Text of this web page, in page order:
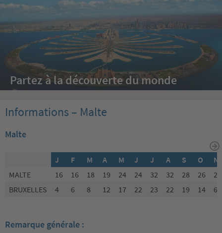
Partez à la découverte du monde
Informations – Malte
Malte
J F M A M J J A S O
N
MALTE
16 16 18 19 24 24 32 32 28 26
22
BRUXELLES
4 6 8 12 17 22 23 22 19 14 6
Remarque générale :